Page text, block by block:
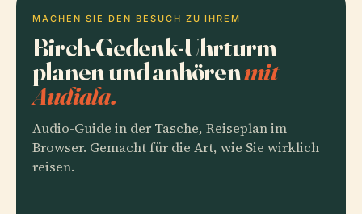
MACHEN SIE DEN BESUCH ZU IHREM
Birch-Gedenk-Uhrturm
planen und anhörenmit
Audiala.
Audio-Guide in der Tasche, Reiseplan im
Browser. Gemacht für die Art, wie Sie wirklich
reisen.